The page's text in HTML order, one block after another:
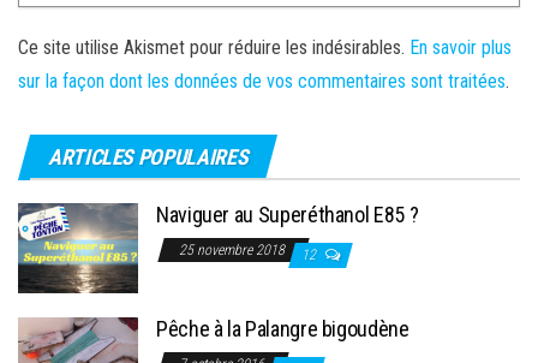
Ce site utilise Akismet pour réduire les indésirables. En savoir plus
sur la façon dont les données de vos commentaires sont traitées.
ARTICLES POPULAIRES
Naviguer au Superéthanol E85 ?
25 novembre 2018 12
Pêche à la Palangre bigoudène